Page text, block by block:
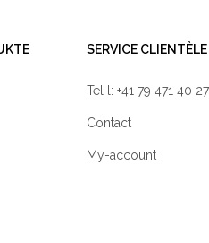
SERVICE CLIENTÈLE
Tel l: +41 79 471 40 27
Contact
My-account